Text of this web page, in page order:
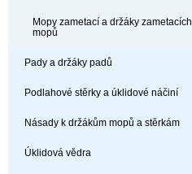
Mopy zametací a držáky zametacích
mopů
Pady a držáky padů
Podlahové stěrky a úklidové náčiní
Násady k držákům mopů a stěrkám
Úklidová vědra